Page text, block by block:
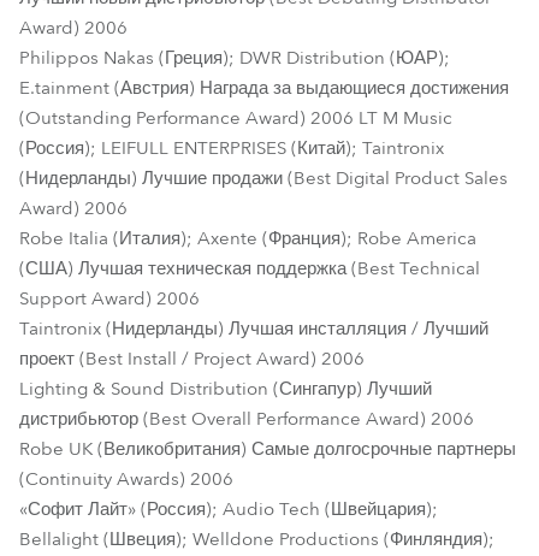
Award) 2006
Philippos Nakas (Греция); DWR Distribution (ЮАР);
E.tainment (Австрия) Награда за выдающиеся достижения
(Outstanding Performance Award) 2006 LT M Music
(Россия); LEIFULL ENTERPRISES (Китай); Taintronix
(Нидерланды) Лучшие продажи (Best Digital Product Sales
Award) 2006
Robe Italia (Италия); Axente (Франция); Robe America
(США) Лучшая техническая поддержка (Best Technical
Support Award) 2006
Taintronix (Нидерланды) Лучшая инсталляция / Лучший
проект (Best Install / Project Award) 2006
Lighting & Sound Distribution (Сингапур) Лучший
дистрибьютор (Best Overall Performance Award) 2006
Robe UK (Великобритания) Самые долгосрочные партнеры
(Continuity Awards) 2006
«Софит Лайт» (Россия); Audio Tech (Швейцария);
Bellalight (Швеция); Welldone Productions (Финляндия);